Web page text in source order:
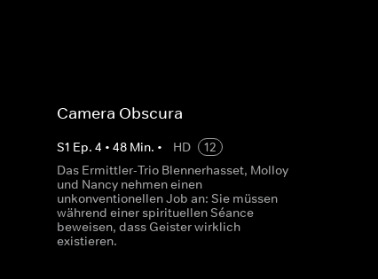
Camera Obscura
S1 Ep. 4 • 48Min. • HD
12
Das Ermittler-Trio Blennerhasset, Molloy
und Nancy nehmen einen
unkonventionellen Job an: Sie müssen
während einer spirituellen Séance
beweisen, dass Geister wirklich
existieren.